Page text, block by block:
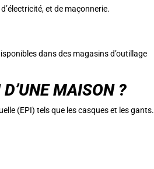
et de maçonnerie.
dans des magasins d’outillage
MAISON ?
(EPI) tels que les casques et les gants.